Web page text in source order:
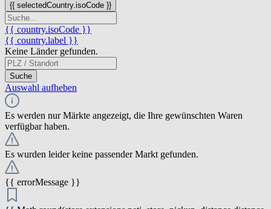
{{ selectedCountry.isoCode }}
{{ country.isoCode }}
{{ country.label }}
Keine Länder gefunden.
Suche
Auswahl aufheben
Es werden nur Märkte angezeigt, die Ihre gewünschten Waren
verfügbar haben.
Es wurden leider keine passender Markt gefunden.
{{ errorMessage }}